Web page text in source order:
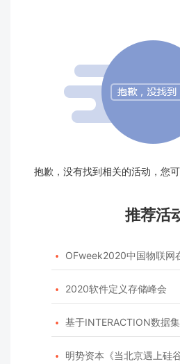
抱歉，没有找到相关的活动，您
推荐活
 OFweek2020中国物联网
 2020软件定义存储峰会
 基于INTERACTION数据集的自
 明势资本《当北京遇上硅谷》系列